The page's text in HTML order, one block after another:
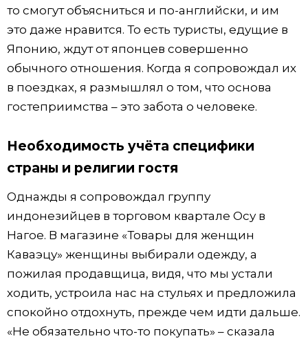
то смогут объясниться и по-английски, и им
это даже нравится. То есть туристы, едущие в
Японию, ждут от японцев совершенно
обычного отношения. Когда я сопровождал их
в поездках, я размышлял о том, что основа
гостеприимства – это забота о человеке.
Необходимость учёта специфики
страны и религии гостя
Однажды я сопровождал группу
индонезийцев в торговом квартале Осу в
Нагое. В магазине «Товары для женщин
Каваэцу» женщины выбирали одежду, а
пожилая продавщица, видя, что мы устали
ходить, устроила нас на стульях и предложила
спокойно отдохнуть, прежде чем идти дальше.
«Не обязательно что-то покупать» – сказала